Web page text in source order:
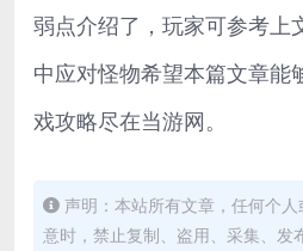
弱点介绍了，玩家可参考上
中应对怪物希望本篇文章能
戏攻略尽在当游网。
声明：本站所有文章，任何个
意时，禁止复制、盗用、采集、发